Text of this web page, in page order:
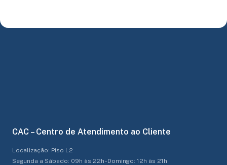
CAC – Centro de Atendimento ao Cliente
Localização: Piso L2
Segunda a Sábado: 09h às 22h - Domingo: 12h às 21h